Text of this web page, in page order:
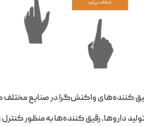
کننده‌های واکنش‌گرا در صنایع مختلف
داروها، رقیق کننده‌ها به منظور